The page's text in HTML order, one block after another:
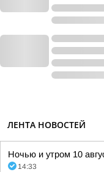
ЛЕНТА НОВОСТЕЙ
Ночью и утром 10
14:33